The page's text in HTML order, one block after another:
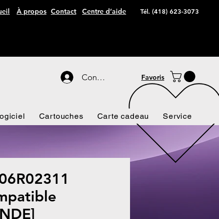
À propos Contact Centre d’aide Tél. (418) 623-3073
Connexion Favoris
Cartouches Carte cadeau Service